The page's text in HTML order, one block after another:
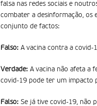
falsa nas redes sociais e
combater a desinformação, os
conjunto de factos:
Falso: A vacina contra a covid-
Verdade: A vacina não afeta a
covid-19 pode ter um impacto
Falso: Se já tive covid-19, não